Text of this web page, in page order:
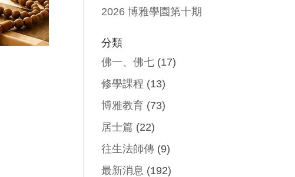
2026 博雅學園第十期
分類
佛一、佛七 (17)
修學課程 (13)
博雅教育 (73)
居士篇 (22)
往生法師傳 (9)
最新消息 (192)